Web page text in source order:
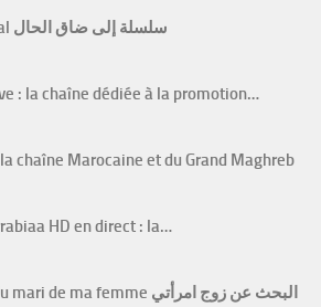
Série Ila Da9 Lhal سلسلة إلى ضاق الحال
: la chaîne dédiée à la promotion…
chaîne Marocaine et du Grand Maghreb
HD en direct : la…
A la recherche du mari de ma femme البحث عن زوج امرأتي